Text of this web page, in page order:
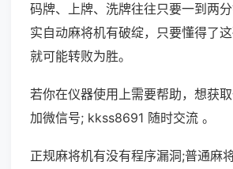
码牌、上牌、洗牌往往只要一到两
实自动麻将机有破绽，只要懂得了
就可能转败为胜。
若你在仪器使用上需要帮助，想获
加微信号; kkss8691 随时交流 。
正规麻将机有没有程序漏洞;普通麻